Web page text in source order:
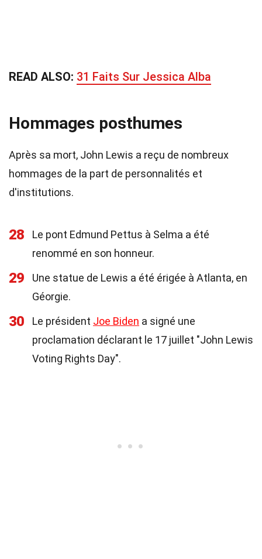
READ ALSO: 31 Faits Sur Jessica Alba
Hommages posthumes
Après sa mort, John Lewis a reçu de nombreux
hommages de la part de personnalités et
d'institutions.
28
Le pont Edmund Pettus à Selma a été
renommé en son honneur.
29
Une statue de Lewis a été érigée à Atlanta, en
Géorgie.
30 Le président Joe Biden a signé une
proclamation déclarant le 17 juillet "John Lewis
Voting Rights Day".